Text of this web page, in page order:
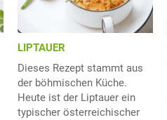
LIPTAUER
Dieses Rezept stammt aus
der böhmischen Küche.
Heute ist der Liptauer ein
typischer österreichischer